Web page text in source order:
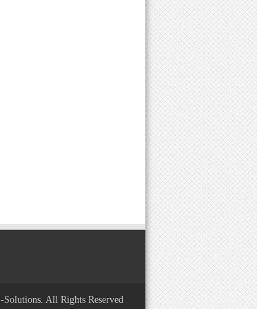
. All Rights Reserved